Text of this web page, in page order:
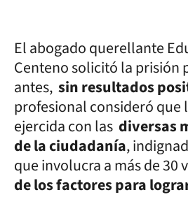
Elabogado querellante
Centeno solicitó la prisión
antes, sin resultados
profesional consideró que
ejercida con las diversas
de la ciudadanía,
que involucra a más de 30
de los factores para